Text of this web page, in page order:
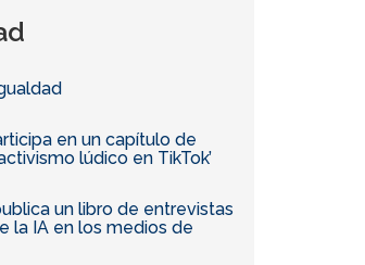
en un capítulo de
lúdico en TikTok’
un libro de entrevistas
la IA en los medios de